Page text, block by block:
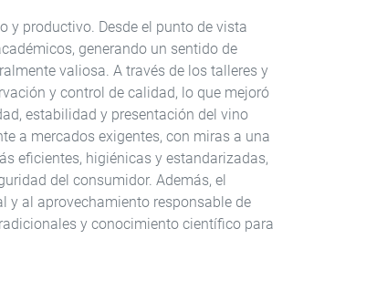
productivo. Desde el punto de vista
generando un sentido de
valiosa. A través de los talleres y
y control de calidad, lo que mejoró
estabilidad y presentación del vino
a mercados exigentes, con miras a una
eficientes, higiénicas y estandarizadas,
del consumidor. Además, el
y al aprovechamiento responsable de
y conocimiento científico para